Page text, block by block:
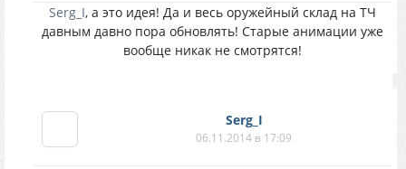
Serg_I, а это идея! Да и весь оружейный склад на ТЧ
давным давно пора обновлять! Старые анимации уже
вообще никак не смотрятся!
Serg_I
06.11.2014 в 17:09